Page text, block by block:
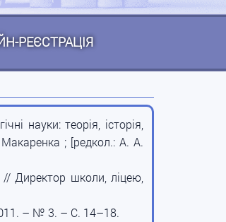
РЕЄСТРАЦІЯ
науки: теорія, історія,
Макаренка ; [редкол.: А. А.
Директор школи, ліцею,
– № 3. – С. 14–18.